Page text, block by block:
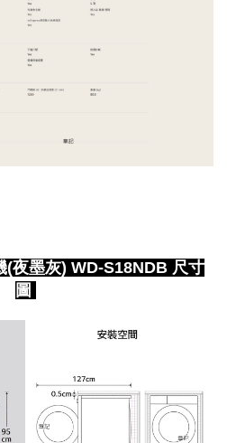
(夜墨灰) WD-S18NDB 尺寸
圖